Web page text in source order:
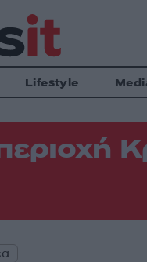
Lifestyle